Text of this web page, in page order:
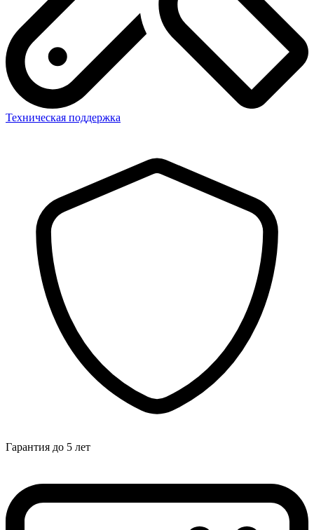
Техническая поддержка
Гарантия до 5 лет